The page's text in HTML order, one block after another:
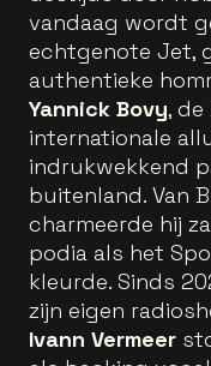
vandaag wordt
echtgenote Jet,
authentieke
Yannick Bovy,
internationale
indrukwekkend
buitenland. Van
charmeerde hij
podia als het
kleurde. Sinds
zijn eigen
Ivann Vermeer